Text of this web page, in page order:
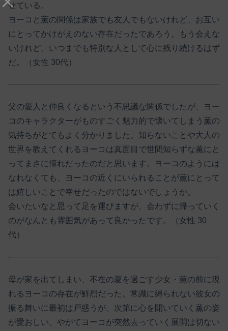
せている。
ヨーコと薫の関係は家族でも友人でもないけれど、お互い
にとってかけがえのない存在だったであろう。もう会えな
いけれど、いつまでも特別な人として心に残り続けるはず
だ。（女性 30代）
父の愛人と仲良くなるという不思議な関係でしたが、ヨー
コのキャラクターがものすごく魅力的で懐いてしまう薫の
気持ちがとてもよく分かりました。知らないことや大人の
世界を教えてくれるヨーコは真面目で世間知らずな薫にと
ってまさに憧れだったのだと思います。ヨーコのようには
なれなくても、ヨーコの近くにいられることが薫にとって
は嬉しいことで幸せだったのではないでしょうか。
会いたいなと思って足を運びますが、会わずに帰っていく
のがなんとも雰囲気があって良かったです。（女性 30
代）
母が家を出てしまい、不在の夏を過ごす少女・薫の前に現
れるヨーコの存在が鮮烈だった。常識に縛られない彼女の
振る舞いに最初は戸惑うが、次第に心を開いていく薫の姿
が愛おしい。やがてヨーコが突然去っていく展開は切ない